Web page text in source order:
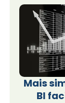
Mais
BI